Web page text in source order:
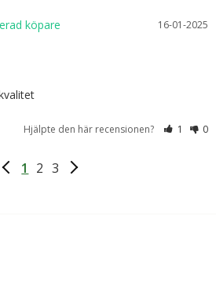
16-01-2025
Hjälpte den här recensionen? 1 0
1 2 3